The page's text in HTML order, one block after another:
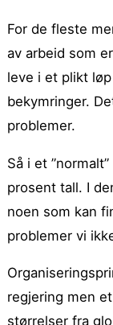
For de fleste
av arbeid som
leve i et plikt
bekymringer.
problemer.
Så i et
prosent tall. I
noen som kan
problemer vi
regjering men
størrelser fra